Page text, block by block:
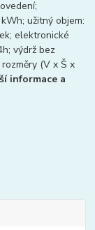
užitný objem:
elektronické
výdrž bez
(V x Š x
informace a